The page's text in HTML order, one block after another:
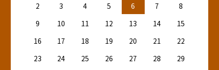
2
3 4 5 6 7
8
9
10 11 12 13 14
15
16
17 18 19 20 21
22
23
24 25 26 27 28
29